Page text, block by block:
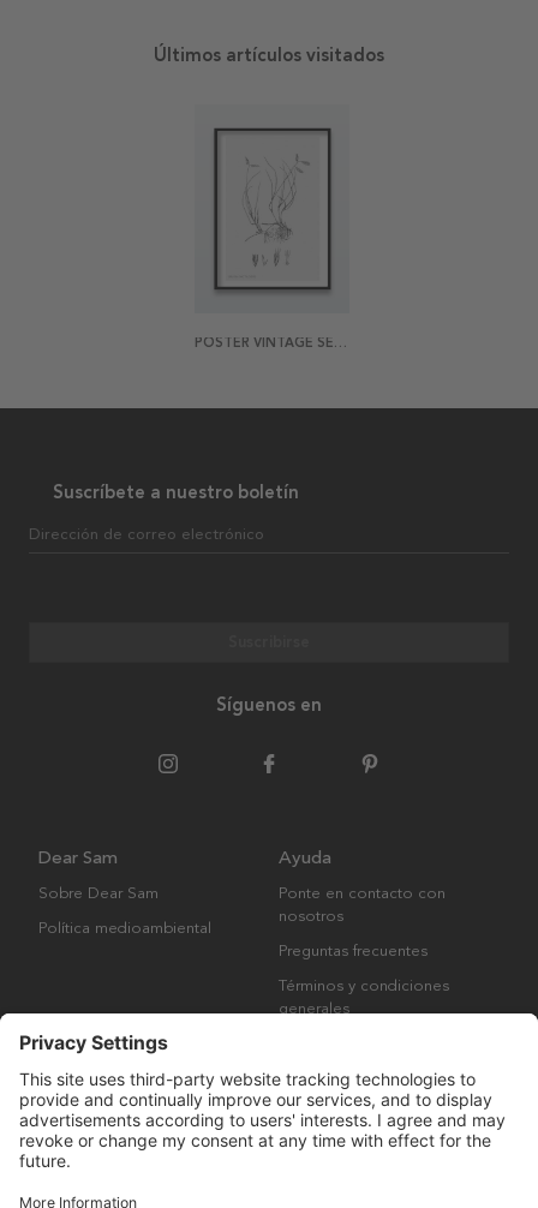
Últimos artículos visitados
POSTER VINTAGE SESLERIA
Suscríbete a nuestro boletín
Dirección de correo electrónico
Síguenos en
Dear Sam
Sobre Dear Sam
Política medioambiental
Ayuda
Ponte en contacto con
nosotros
Preguntas frecuentes
Términos y condiciones
generales
Derechos de autor © Many Brands AB 2023. Todos los derechos